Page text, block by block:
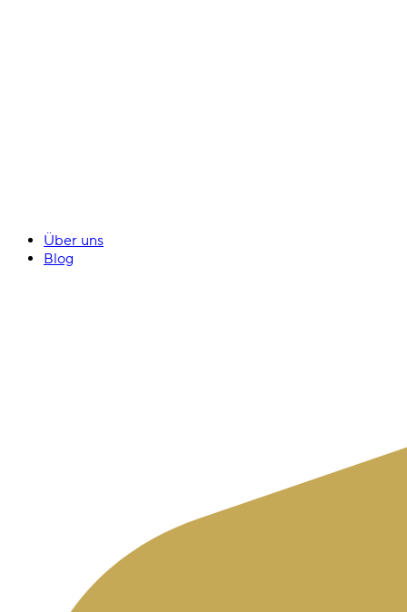
Über uns
Blog